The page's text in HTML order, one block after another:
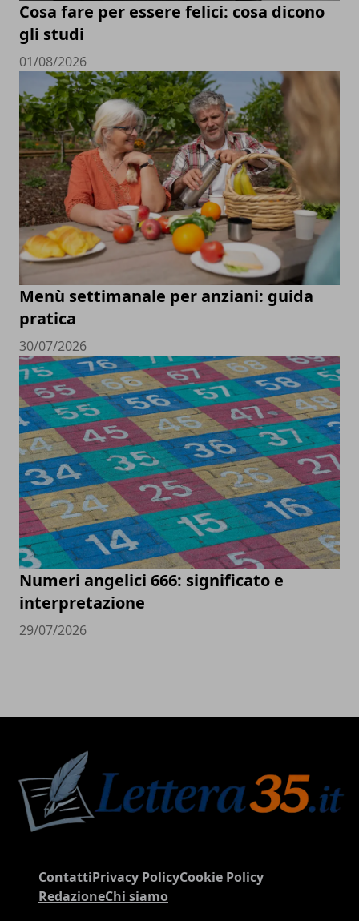
Cosa fare per essere felici: cosa dicono
gli studi
01/08/2026
Menù settimanale per anziani: guida
pratica
30/07/2026
Numeri angelici 666: significato e
interpretazione
29/07/2026
ContattiPrivacy PolicyCookie Policy
RedazioneChi siamo